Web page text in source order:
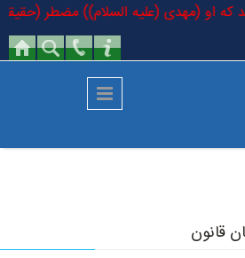
که او (مهدی (علیه السلام)) مضطر
قانون